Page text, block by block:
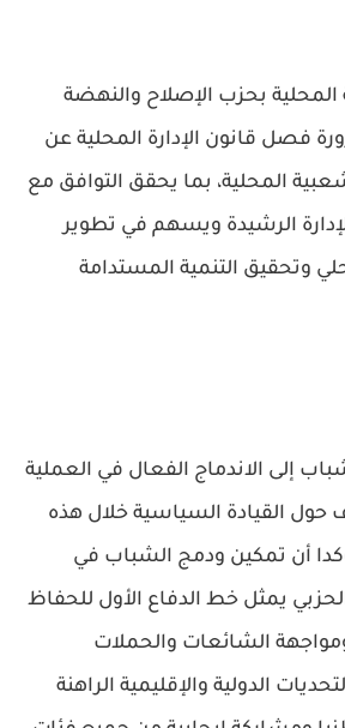
المحلية بحزب الإصلاح والنهضة
فصل قانون الإدارة المحلية عن
المحلية، بما يحقق التوافق مع
الرشيدة ويسهم في تطوير
وتحقيق التنمية المستدامة
إلى الاندماج الفعال في العملية
حول القيادة السياسية خلال هذه
أن تمكين ودمج الشباب في
يمثل خط الدفاع الأول للحفاظ
الشائعات والحملات
الدولية والإقليمية الراهنة